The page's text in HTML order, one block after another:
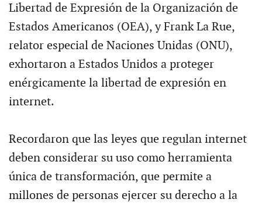
Libertad de Expresión de la Organización de
Estados Americanos (OEA), y Frank La Rue,
relator especial de Naciones Unidas (ONU),
exhortaron a Estados Unidos a proteger
enérgicamente la libertad de expresión en
internet.
Recordaron que las leyes que regulan internet
deben considerar su uso como herramienta
única de transformación, que permite a
millones de personas ejercer su derecho a la